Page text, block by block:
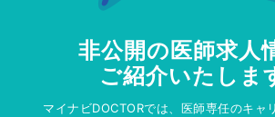
非公開の医師求人
ご紹介いたしま
マイナビDOCTORでは、医師専任のキャ